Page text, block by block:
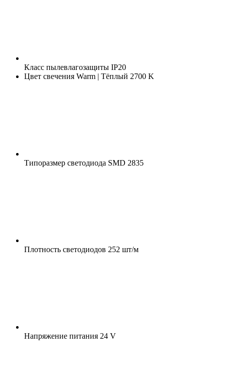
Класс пылевлагозащиты IP20
Цвет свечения Warm | Тёплый 2700 K
Типоразмер светодиода SMD 2835
Плотность светодиодов 252 шт/м
Напряжение питания 24 V